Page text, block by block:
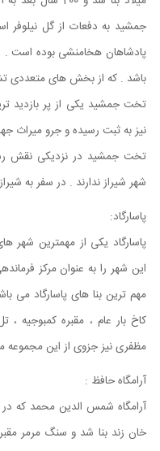
جمشید به دفعات از گل نیلوفر
باشد . که از بخش های متعددی
تخت جمشید یکی از پر بازدید
نیز به ثبت رسیده و جرو میراث
تخت جمشید در نزدیکی نقش
شهر شیراز ندارند . در سفر به
پاسارگاد:
پاسارگاد یکی از مهمترین
این شهر را به عنوان مرکز
مهم ترین بنا های پاسارگاد می
کاخ بار عام ، مقبره کمبوجیه
مظفری نیز جزوی از این مجموعه
آرامگاه حافظ :
آرامگاه شمس الدین محمد که در
خان زند بنا شد و سنگ مرمر